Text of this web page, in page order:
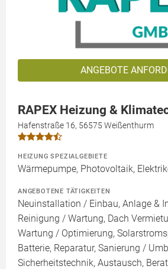
ANGEBOTE
RAPEX Heizung &
Hafenstraße 16, 56575 Weißenthurm
HEIZUNG SPEZIALGEBIETE
Wärmepumpe, Photovoltaik,
ANGEBOTENE TÄTIGKEITEN
Neuinstallation / Einbau, Anlage &
Reinigung / Wartung, Dach
Wartung / Optimierung,
Batterie, Reparatur, Sanierung /
Sicherheitstechnik, Austausch,